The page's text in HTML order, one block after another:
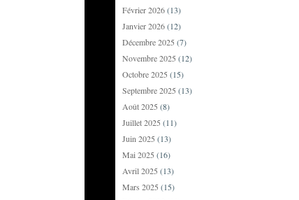
Février 2026(13)
Janvier 2026(12)
Décembre 2025 (7)
Novembre 2025 (12)
Octobre 2025 (15)
Septembre 2025 (13)
Août 2025 (8)
Juillet 2025 (11)
Juin 2025 (13)
Mai 2025 (16)
Avril 2025 (13)
Mars 2025 (15)